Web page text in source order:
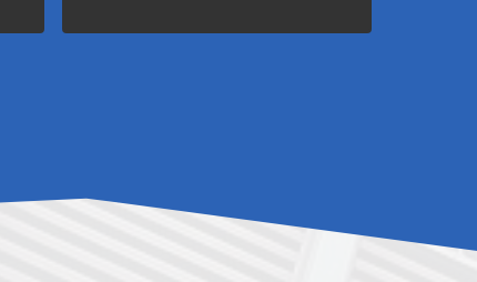
guten Job gemacht. Herr Rami